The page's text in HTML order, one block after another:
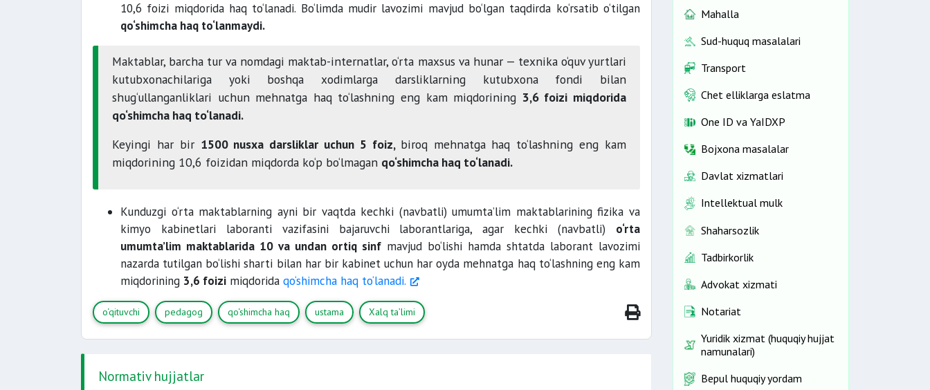
10,6 foizi miqdorida haq to‘lanadi. Bo‘limda mudir lavozimi mavjud bo‘lgan taqdirda ko‘rsatib o‘tilgan
qo‘shimcha haq to‘lanmaydi.
Maktablar, barcha tur va nomdagi maktab-internatlar, o‘rta maxsus va hunar — texnika o‘quv yurtlari
kutubxonachilariga yoki boshqa xodimlarga darsliklarning kutubxona fondi bilan
shug‘ullanganliklari uchun mehnatga haq to‘lashning eng kam miqdorining 3,6 foizi miqdorida
qo‘shimcha haq to‘lanadi.
Keyingi har bir 1500 nusxa darsliklar uchun 5 foiz, biroq mehnatga haq to‘lashning eng kam
miqdorining 10,6 foizidan miqdorda ko‘p bo‘lmagan qo‘shimcha haq to‘lanadi.
Kunduzgi o‘rta maktablarning ayni bir vaqtda kechki (navbatli) umumta’lim maktablarining fizika va
kimyo kabinetlari laboranti vazifasini bajaruvchi laborantlariga, agar kechki (navbatli) o‘rta
umumta’lim maktablarida 10 va undan ortiq sinf mavjud bo‘lishi hamda shtatda laborant lavozimi
nazarda tutilgan bo‘lishi sharti bilan har bir kabinet uchun har oyda mehnatga haq to‘lashning eng kam
miqdorining 3,6 foizi miqdorida qo‘shimcha haq to‘lanadi.
o‘qituvchi pedagog qo‘shimcha haq ustama Xalq ta’limi
Normativ hujjatlar
Mahalla
Sud-huquq masalalari
Transport
Chet elliklarga eslatma
One ID vа YaIDXP
Bojxona masalalar
Davlat xizmatlari
Intellektual mulk
Shaharsozlik
Tadbirkorlik
Advokat xizmati
Notariat
Yuridik xizmat (huquqiy hujjat
namunalari)
Bepul huquqiy yordam